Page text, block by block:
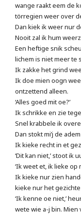
wange raakt eem de
törregien weer over
Dan kiek ik weer nur
Nooit zal ik hum
Een heftige snik
lichem is niet meer te
Ik zakke het grind
Ik doe mien oogn
ontzettend alleen.
‘Alles goed mit oe?’
Ik schrikke en zie
Snel krabbele ik
Dan stokt mi’j de
Ik kieke recht in et
‘Dit kan niet,’ stoot ik
‘Ik weet et, ik lieke op
Ik kieke nur zien
kieke nur het gezichte
‘Ik kenne oe niet,’
wete wie a-j bin. Mien